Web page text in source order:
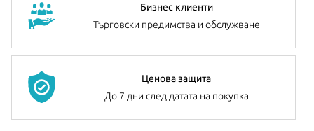
Бизнес клиенти
Търговски предимства и обслужване
Ценова защита
До 7 дни след датата на покупка